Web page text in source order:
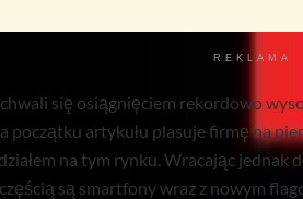
REKLAMA
się osiągnięciem rekordowo
początku artykułu plasuje firmę na
na tym rynku. Wracając jednak
są smartfony wraz z nowym